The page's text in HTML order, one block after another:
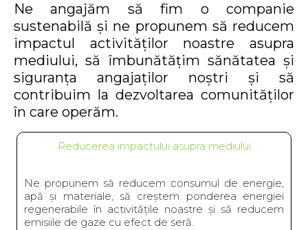
Ne angajăm să fim o companie
sustenabilă și ne propunem să reducem
impactul activităților noastre asupra
mediului, să îmbunătățim sănătatea și
siguranța angajaților noștri și să
contribuim la dezvoltarea comunităților
în care operăm.
Reducerea impactului asupra mediului
Ne propunem să reducem consumul de energie,
apă și materiale, să creștem ponderea energiei
regenerabile în activitățile noastre și să reducem
emisiile de gaze cu efect de seră.